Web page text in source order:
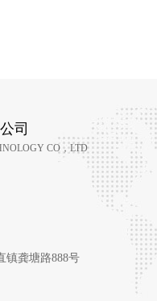
司
CO，LTD
镇龚塘路888号